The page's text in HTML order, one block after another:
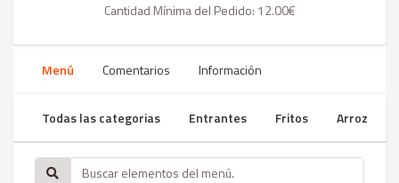
Cantidad Mínima del Pedido: 12.00€
Menú Comentarios Información
Todas las categorias Entrantes Fritos Arroz